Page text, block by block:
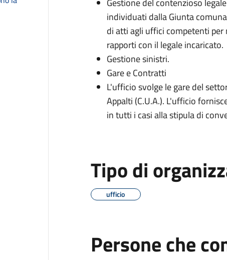
Gestione del contenzioso
individuati dalla Giunta
di atti agli uffici competenti
rapporti con il legale incaricato.
Gestione sinistri.
Gare e Contratti
L'ufficio svolge le gare del
Appalti (C.U.A.). L'ufficio
in tutti i casi alla stipula di
Tipo di
ufficio
Persone che